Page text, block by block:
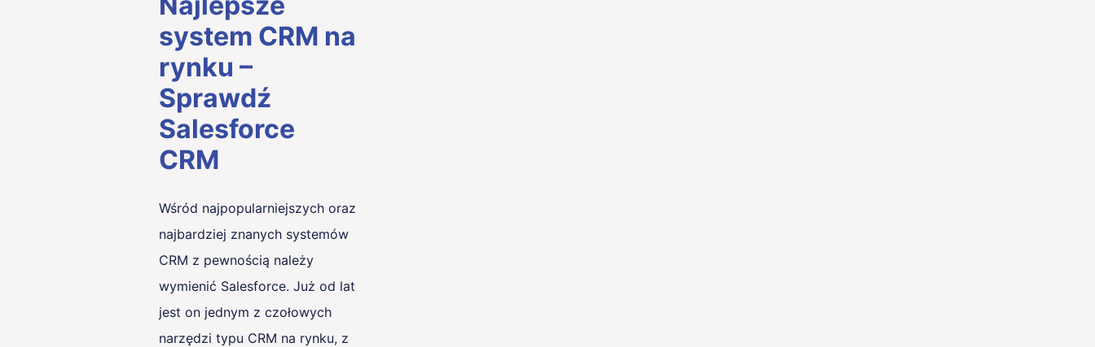
system CRM na
rynku –
Sprawdź
Salesforce
CRM
Wśród najpopularniejszych oraz
najbardziej znanych systemów
CRM z pewnością należy
wymienić Salesforce. Już od lat
jest on jednym z czołowych
narzędzi typu CRM na rynku, z